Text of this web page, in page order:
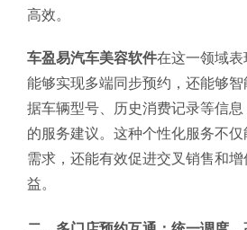
高效。
车盈易汽车美容软件在这一领域表
能够实现多端同步预约，还能够
据车辆型号、历史消费记录等信
的服务建议。这种个性化服务不
需求，还能有效促进交叉销售和
益。